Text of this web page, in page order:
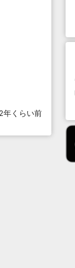
年くらい前